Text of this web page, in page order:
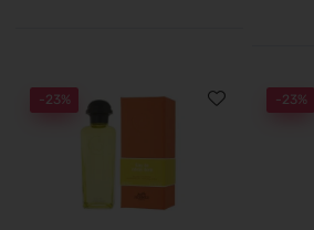
-23% -23%